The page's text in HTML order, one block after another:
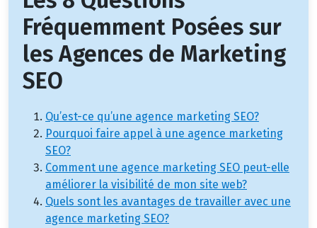
Fréquemment Posées sur
les Agences de Marketing
SEO
Qu’est-ce qu’une agence marketing SEO?
Pourquoi faire appel à une agence marketing
SEO?
Comment une agence marketing SEO peut-elle
améliorer la visibilité de mon site web?
Quels sont les avantages de travailler avec une
agence marketing SEO?